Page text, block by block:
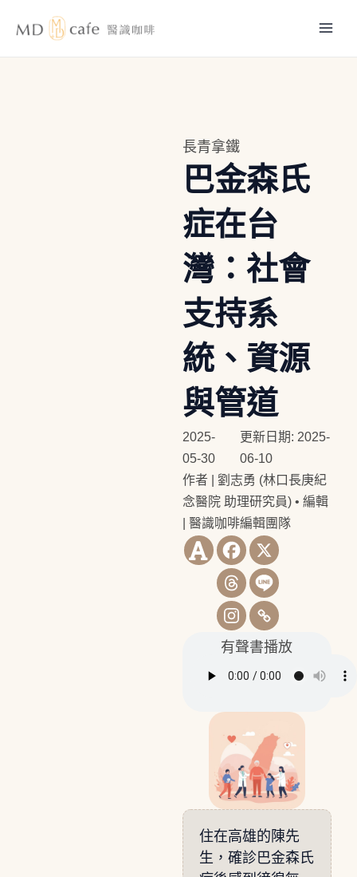
長青拿鐵
巴金森氏
症在台
灣：社會
支持系
統、資源
與管道
2025-
05-30
更新日期: 2025-
06-10
作者 | 劉志勇 (林口長庚紀
念醫院 助理研究員)• 編輯
| 醫識咖啡編輯團隊
有聲書播放
住在高雄的陳先
生，確診巴金森氏